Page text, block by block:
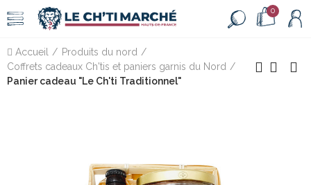
0
Accueil
Produits du nord
Coffrets cadeaux Ch'tis et paniers garnis du Nord
Panier cadeau "Le Ch'ti Traditionnel"